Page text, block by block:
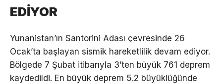
EDİYOR
Yunanistan’ın Santorini Adası çevresinde 26
Ocak’ta başlayan sismik hareketlilik devam ediyor.
Bölgede 7 Şubat itibarıyla 3’ten büyük 761 deprem
kaydedildi. En büyük deprem 5.2 büyüklüğünde